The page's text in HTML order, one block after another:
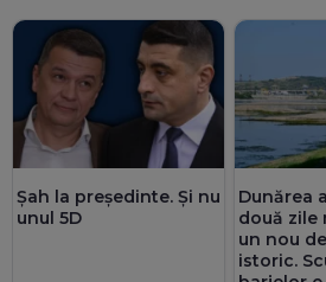
Șah la președinte. Și nu
unul 5D
Dunărea
două zile
un nou
istoric.